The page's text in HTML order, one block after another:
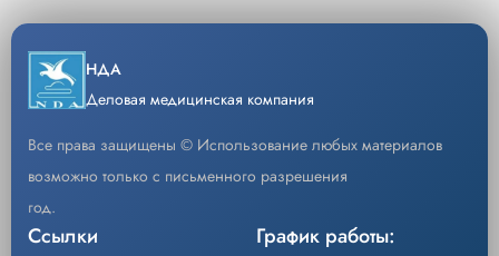
Уп/шт. 6
Кол-во
GCR40G
Описание
Кассеты сменные со скобами к аппаратам
Уп/шт.
Скачать каталог
НДА
Деловая медицинская компания
Все права защищены © Использование любых материалов
возможно только с письменного разрешения
год.
Ссылки График работы: